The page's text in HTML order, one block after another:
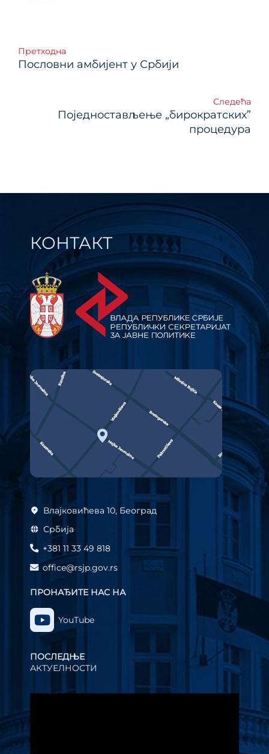
Кретање
Претходна
Пословни амбијент у Србији
Следећа
Поједностављење „бирократских”
процедура
КОНТАКТ
Влајковићева 10, Београд
Србија
+381 11 33 49 818
office@rsjp.gov.rs
ПРОНАЂИТЕ НАС НА
YouTube
ПОСЛЕДЊЕ
АКТУЕЛНОСТИ
видео